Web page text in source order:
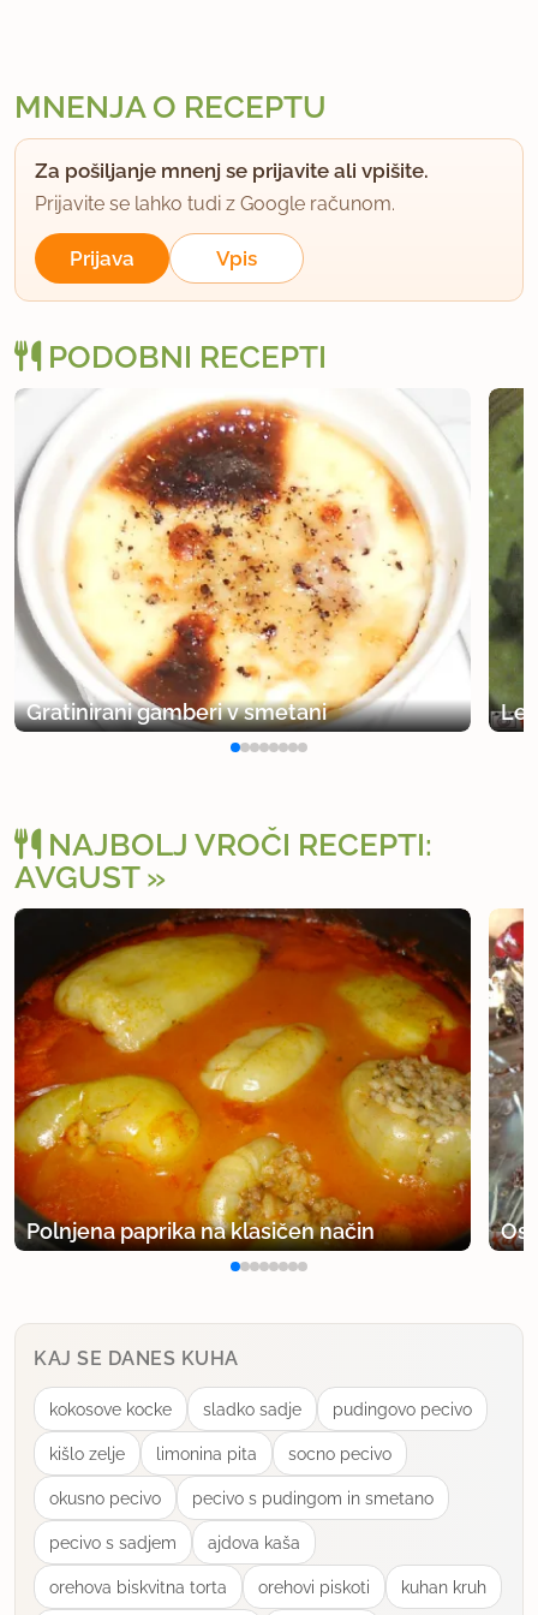
MNENJA O RECEPTU
Za pošiljanje mnenj se prijavite ali vpišite.
Prijavite se lahko tudi z Google računom.
Prijava Vpis
PODOBNI RECEPTI
Gratinirani gamberi v smetani
NAJBOLJ VROČI RECEPTI:
AVGUST
Polnjena paprika na klasičen način
KAJ SE DANES KUHA
kokosove kocke sladko sadje pudingovo pecivo
kišlo zelje limonina pita socno pecivo
okusno pecivo pecivo s pudingom in smetano
pecivo s sadjem ajdova kaša
orehova biskvitna torta orehovi piskoti kuhan kruh